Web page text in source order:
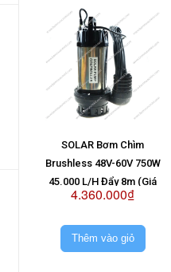
SOLAR Bơm Chìm
Brushless 48V-60V 750W
45.000 L/H Đẩy 8m (Giá
Không Pin)
4.360.000₫
Thêm vào giỏ